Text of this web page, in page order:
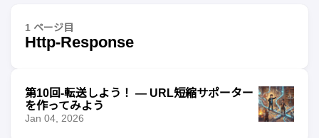
1 ページ目
Http-Response
第10回-転送しよう！ — URL短縮サポーター
を作ってみよう
Jan 04, 2026